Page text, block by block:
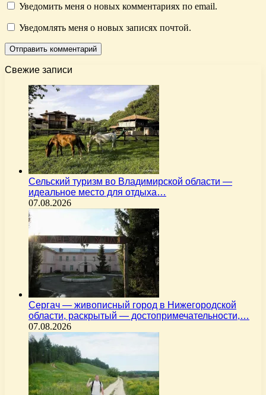
Уведомить меня о новых комментариях по email.
Уведомлять меня о новых записях почтой.
Свежие записи
Сельский туризм во Владимирской области —
идеальное место для отдыха…
07.08.2026
Сергач — живописный город в Нижегородской
области, раскрытый — достопримечательности,…
07.08.2026